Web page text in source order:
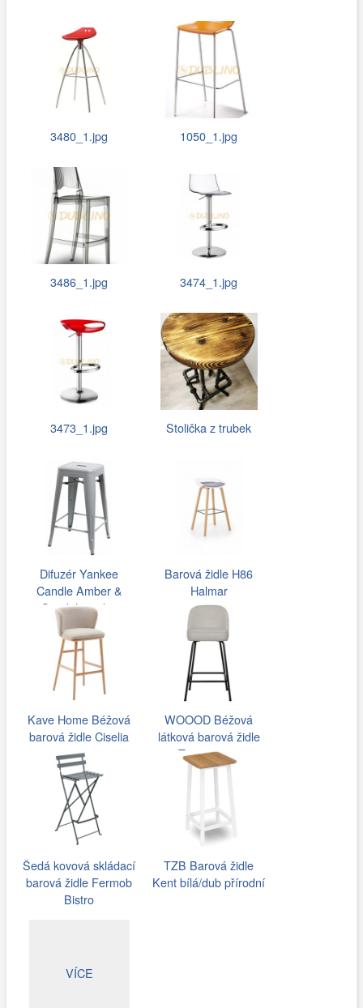
3480_1.jpg 1050_1.jpg
3486_1.jpg 3474_1.jpg
3473_1.jpg Stolička z trubek
Difuzér Yankee
Candle Amber &
Sandalwood…
Barová židle H86
Halmar
Kave Home Béžová
barová židle Ciselia
75 cm s…
WOOOD Béžová
látková barová židle
Tergi 65 cm
Šedá kovová skládací
barová židle Fermob
Bistro
TZB Barová židle
Kent bílá/dub přírodní
VÍCE